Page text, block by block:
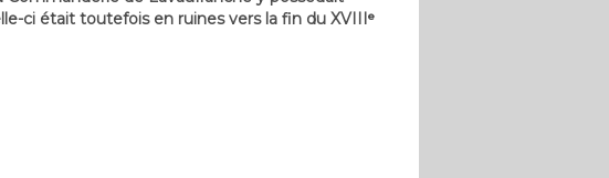
ci était toutefois en ruines vers la fin du XVIIIᵉ